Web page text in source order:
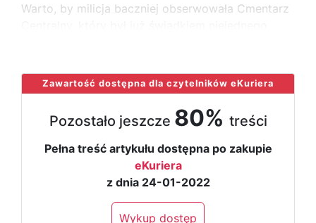
Warto, by milicja baczniej obserwowała Cmentarz
Zawartość dostępna dla czytelników eKuriera
Pozostało jeszcze 80% treści
Pełna treść artykułu dostępna po zakupie
eKuriera
z dnia 24-01-2022
Wykup dostęp